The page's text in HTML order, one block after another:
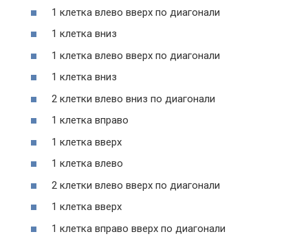
1 клетка влево вверх по диагонали
1 клетка вниз
1 клетка влево вверх по диагонали
1 клетка вниз
2 клетки влево вниз по диагонали
1 клетка вправо
1 клетка вверх
1 клетка влево
2 клетки влево вверх по диагонали
1 клетка вверх
1 клетка вправо вверх по диагонали